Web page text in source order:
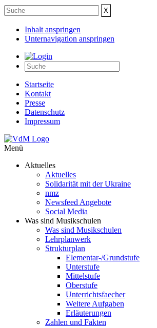
Inhalt anspringen
Unternavigation anspringen
Startseite
Kontakt
Presse
Datenschutz
Impressum
Menü
Aktuelles
Aktuelles
Solidarität mit der Ukraine
nmz
Newsfeed Angebote
Social Media
Was sind Musikschulen
Was sind Musikschulen
Lehrplanwerk
Strukturplan
Elementar-/Grundstufe
Unterstufe
Mittelstufe
Oberstufe
Unterrichtsfaecher
Weitere Aufgaben
Erläuterungen
Zahlen und Fakten